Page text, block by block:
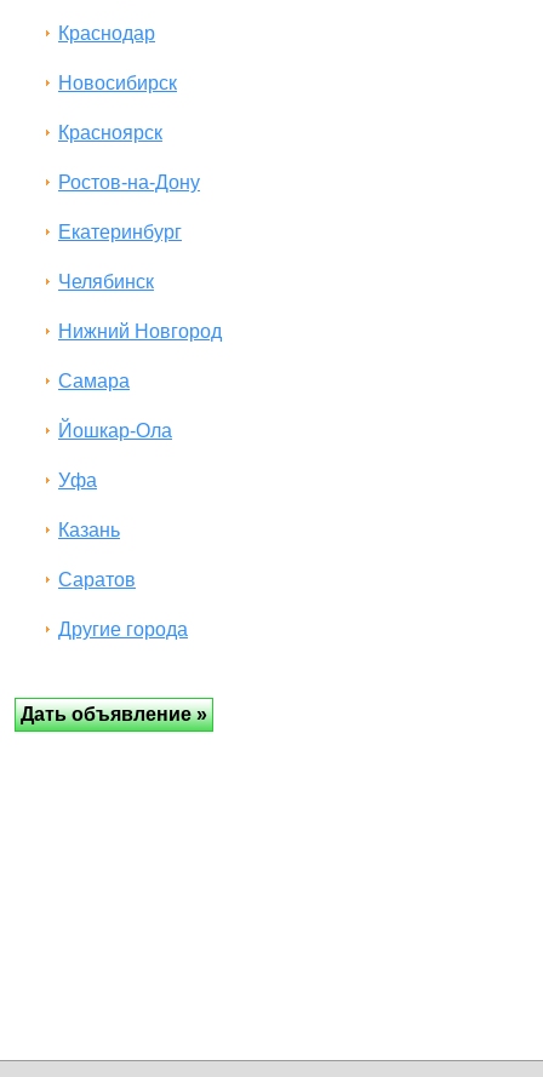
Краснодар
Новосибирск
Красноярск
Ростов-на-Дону
Екатеринбург
Челябинск
Нижний Новгород
Самара
Йошкар-Ола
Уфа
Казань
Саратов
Другие города